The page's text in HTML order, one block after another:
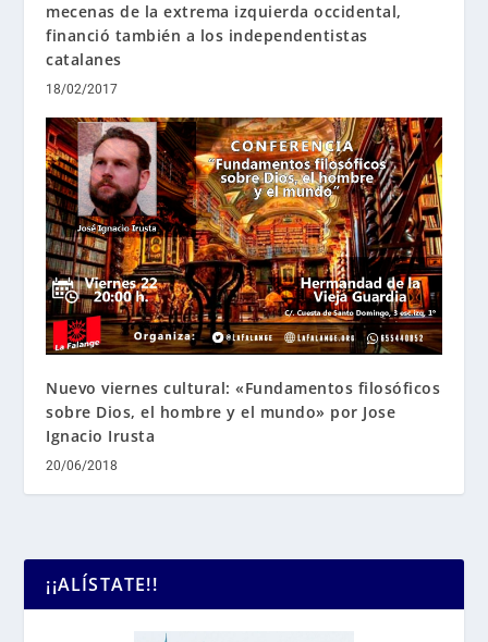
mecenas de la extrema izquierda occidental,
financió también a los independentistas
catalanes
18/02/2017
Nuevo viernes cultural: «Fundamentos filosóficos
sobre Dios, el hombre y el mundo» por Jose
Ignacio Irusta
20/06/2018
¡¡ALÍSTATE!!